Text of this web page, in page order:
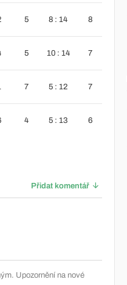
5 8 : 14 8
5 10 : 14 7
7 5 : 12 7
4 5 : 13 6
Přidat komentář
Upozornění na nové